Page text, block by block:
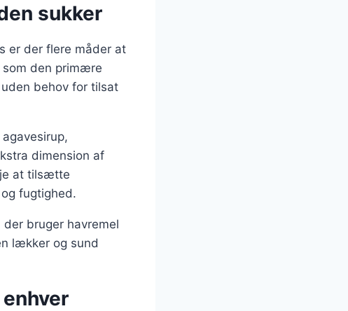
sukker
er der flere måder at
den primære
behov for tilsat
dimension af
at tilsætte
fugtighed.
bruger havremel
lækker og sund